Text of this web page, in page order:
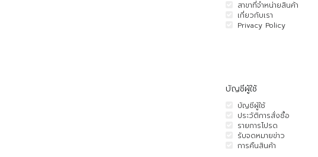
สาขาที่จำหน่ายสินค้า
เกี่ยวกับเรา
Privacy Policy
บัญชีผู้ใช้
บัญชีผู้ใช้
ประวัติการสั่งซื้อ
รายการโปรด
รับจดหมายข่าว
การคืนสินค้า